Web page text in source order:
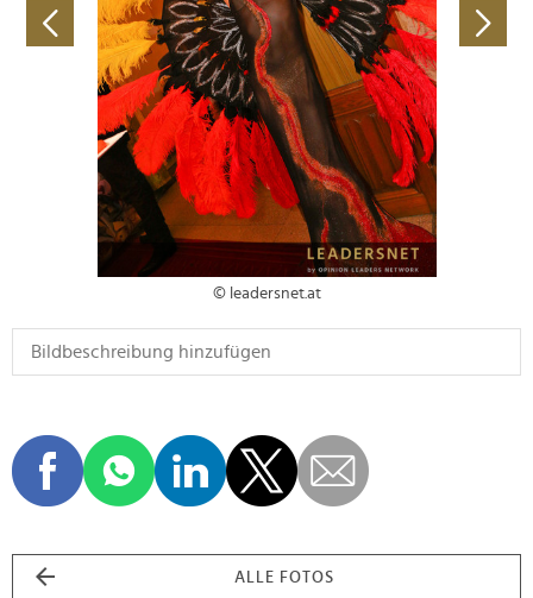
© leadersnet.at
ALLE FOTOS